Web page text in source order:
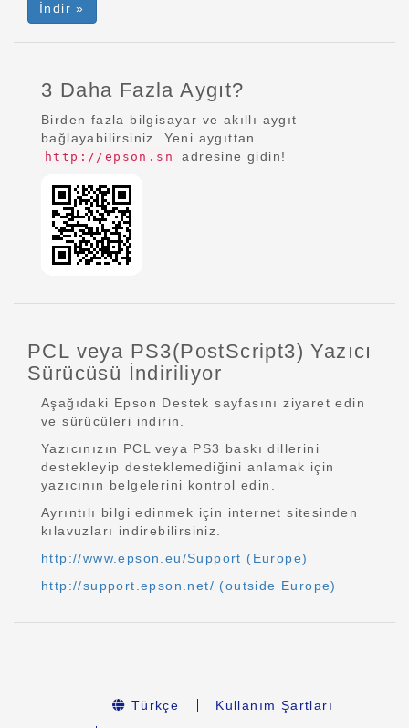
İndir »
3 Daha Fazla Aygıt?
Birden fazla bilgisayar ve akıllı aygıt
bağlayabilirsiniz. Yeni aygıttan
http://epson.sn adresine gidin!
PCL veya PS3(PostScript3) Yazıcı
Sürücüsü İndiriliyor
Aşağıdaki Epson Destek sayfasını ziyaret edin
ve sürücüleri indirin.
Yazıcınızın PCL veya PS3 baskı dillerini
destekleyip desteklemediğini anlamak için
yazıcının belgelerini kontrol edin.
Ayrıntılı bilgi edinmek için internet sitesinden
kılavuzları indirebilirsiniz.
http://www.epson.eu/Support (Europe)
http://support.epson.net/ (outside Europe)
Türkçe
Kullanım Şartları